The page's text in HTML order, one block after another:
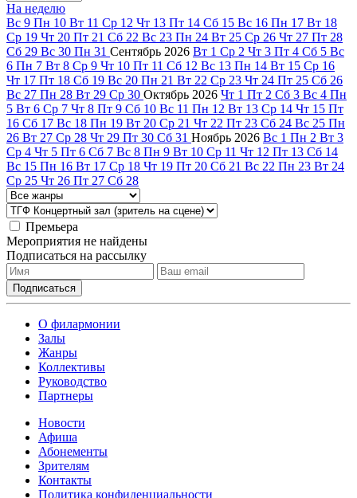
На неделю
Вс 9 Пн 10 Вт 11 Ср 12 Чт 13 Пт 14 Сб 15 Вс 16 Пн 17 Вт 18
Ср 19 Чт 20 Пт 21 Сб 22 Вс 23 Пн 24 Вт 25 Ср 26 Чт 27 Пт 28
Сб 29 Вс 30 Пн 31 Сентябрь 2026 Вт 1 Ср 2 Чт 3 Пт 4 Сб 5 Вс
6 Пн 7 Вт 8 Ср 9 Чт 10 Пт 11 Сб 12 Вс 13 Пн 14 Вт 15 Ср 16
Чт 17 Пт 18 Сб 19 Вс 20 Пн 21 Вт 22 Ср 23 Чт 24 Пт 25 Сб 26
Вс 27 Пн 28 Вт 29 Ср 30 Октябрь 2026 Чт 1 Пт 2 Сб 3 Вс 4 Пн
5 Вт 6 Ср 7 Чт 8 Пт 9 Сб 10 Вс 11 Пн 12 Вт 13 Ср 14 Чт 15 Пт
16 Сб 17 Вс 18 Пн 19 Вт 20 Ср 21 Чт 22 Пт 23 Сб 24 Вс 25 Пн
26 Вт 27 Ср 28 Чт 29 Пт 30 Сб 31 Ноябрь 2026 Вс 1 Пн 2 Вт 3
Ср 4 Чт 5 Пт 6 Сб 7 Вс 8 Пн 9 Вт 10 Ср 11 Чт 12 Пт 13 Сб 14
Вс 15 Пн 16 Вт 17 Ср 18 Чт 19 Пт 20 Сб 21 Вс 22 Пн 23 Вт 24
Ср 25 Чт 26 Пт 27 Сб 28
Премьера
Мероприятия не найдены
Подписаться на рассылку
О филармонии
Залы
Жанры
Коллективы
Руководство
Партнеры
Новости
Афиша
Абонементы
Зрителям
Контакты
Политика конфиденциальности